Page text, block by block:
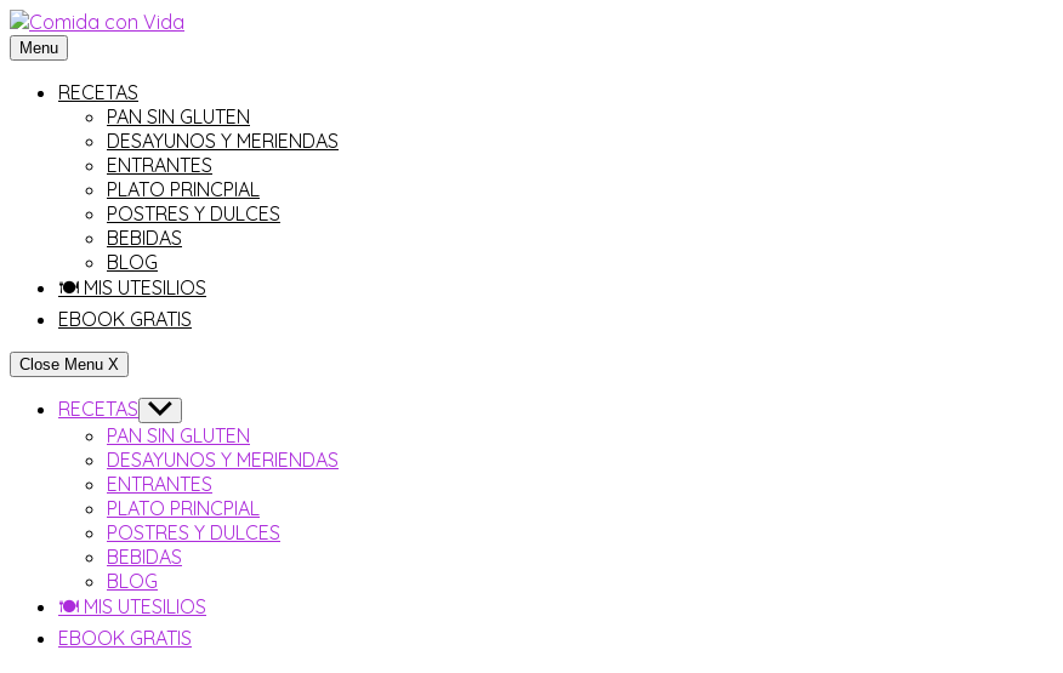
Saltar
alMenu
RECETAS
PAN SIN GLUTEN
DESAYUNOS Y MERIENDAS
ENTRANTES
PLATO PRINCPIAL
POSTRES Y DULCES
BEBIDAS
BLOG
🍽 MIS UTESILIOS
EBOOK GRATIS
Close Menu X
RECETAS Show
sub
menu
PAN SIN GLUTEN
DESAYUNOS Y MERIENDAS
ENTRANTES
PLATO PRINCPIAL
POSTRES Y DULCES
BEBIDAS
BLOG
🍽 MIS UTESILIOS
EBOOK GRATIS